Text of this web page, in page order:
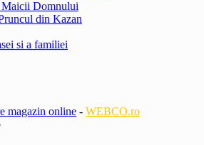
Maicii Domnului
din Kazan
si a familiei
magazin online - WEBCO.ro